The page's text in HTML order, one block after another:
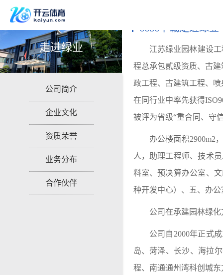
走进绿业
公司简介
企业文化
资质荣誉
业务分布
合作伙伴
6686下载走进绿业
江苏绿业园林建设
程总承包贰级资质、古
政工程、古建筑工程、
在同行业中率先获得
被评为省级“重合同、守
办公楼面积2900m2
人，助理工程师、技术
料室、预决算办公室、
种开发中心）、五、办
公司在承建园林绿
公司自 2000年正式
岛、 菏泽、 长沙、海拉
程、南通通州湾科创城